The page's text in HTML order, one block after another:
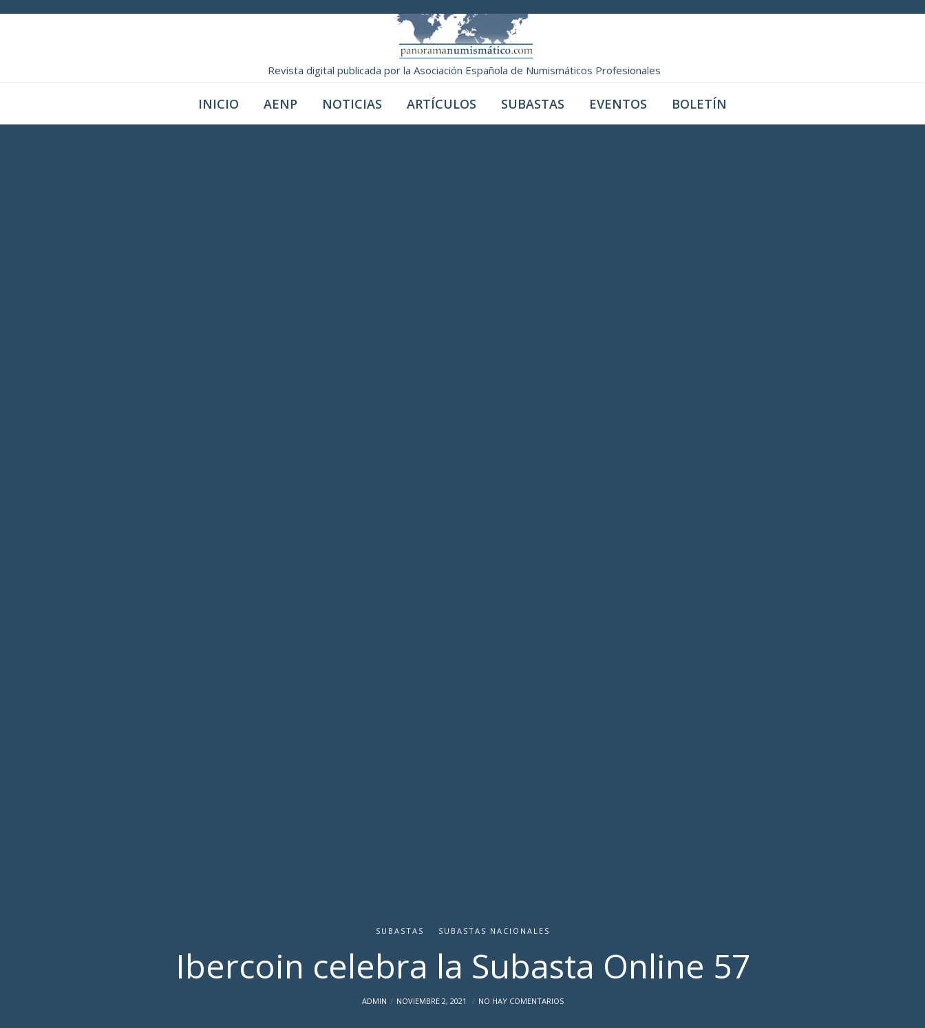
Revista digital publicada por la Asociación Española de Numismáticos Profesionales
INICIO AENP NOTICIAS ARTÍCULOS SUBASTAS EVENTOS BOLETÍN
SUBASTAS SUBASTAS NACIONALES
Ibercoin celebra la Subasta Online 57
ADMIN NOVIEMBRE 2, 2021 NO HAY COMENTARIOS